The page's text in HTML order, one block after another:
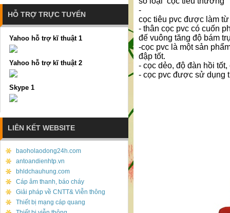
-
cọc tiêu pvc được làm
- thân cọc pvc có cuốn
đế vuông tăng độ bám
-cọc pvc là một sản
đập tốt.
- cọc dẻo, độ đàn hồi
- cọc pvc được sử dụng
HỖ TRỢ TRỰC TUYẾN
Yahoo hỗ trợ kĩ thuật 1
Yahoo hỗ trợ kĩ thuật 2
Skype 1
LIÊN KẾT WEBSITE
baoholaodong24h.com
antoandienhtp.vn
bhldchauhung.com
Cáp âm thanh, báo cháy
Giải pháp về CNTT& Viễn thông
Thiết bị mạng cáp quang